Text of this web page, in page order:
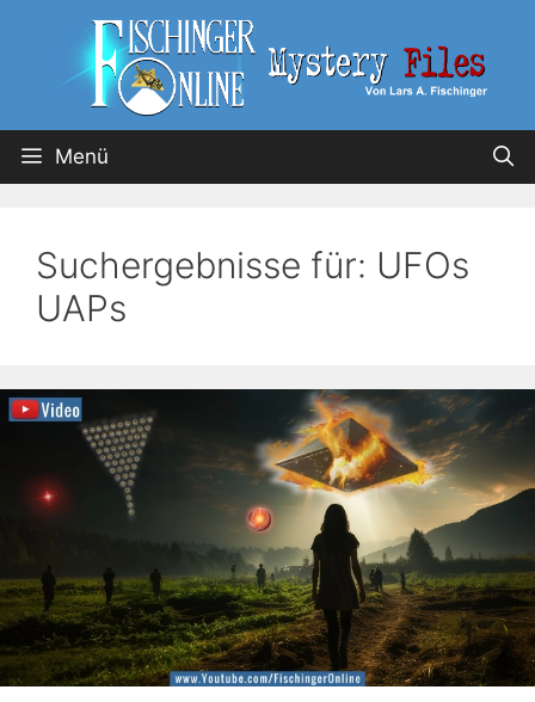
Menü
Suchergebnisse für: UFOs
UAPs